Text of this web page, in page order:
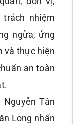
nhiệm
ngừa, ứng
và thực hiện
an toàn
Tân
Long nhấn